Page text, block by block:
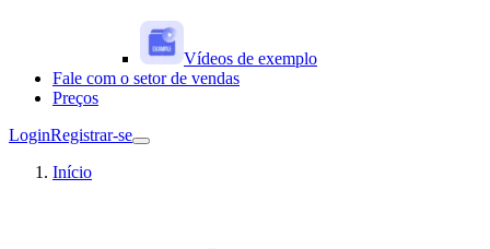
Vídeos de exemplo
Fale com o setor de vendas
Preços
LoginRegistrar-se
Início